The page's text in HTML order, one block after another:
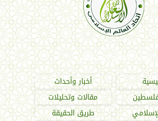
اتحاد العالم الإسلامي
أخبار وأحداث
مقالات وتحليلات
طريق الحقيقة